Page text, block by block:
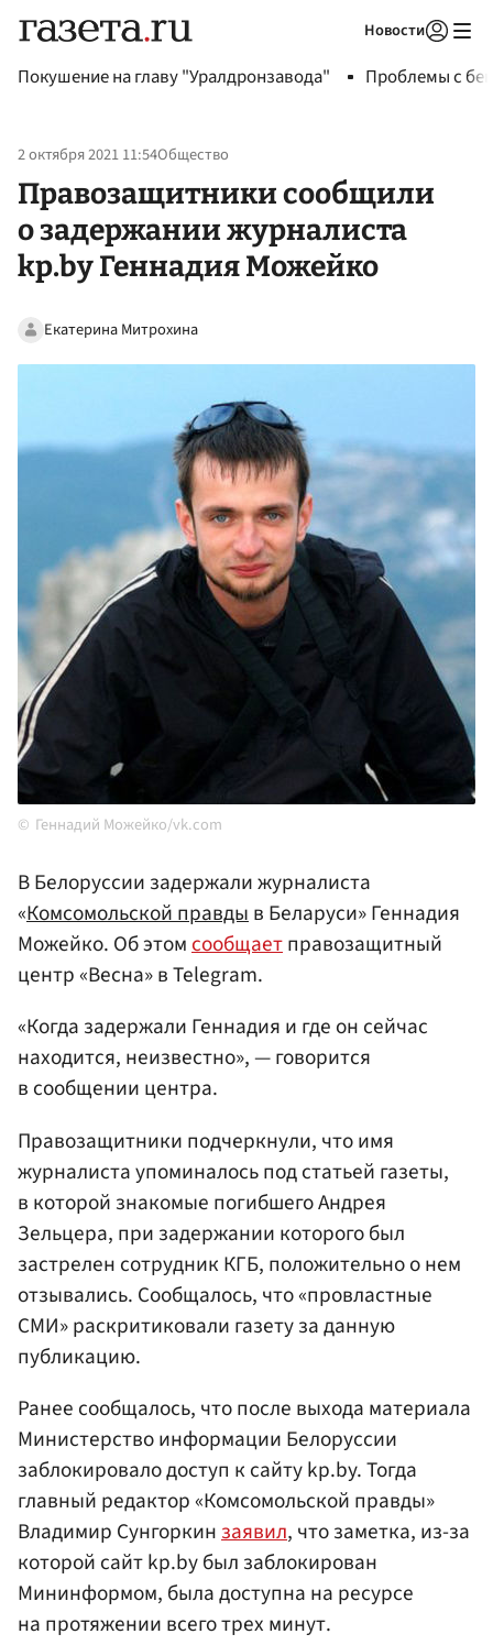
Новости
Покушение на главу "Уралдронзавода" Проблемы с
2 октября 2021 11:54Общество
Правозащитники сообщили
о задержании журналиста
kp.by Геннадия Можейко
Екатерина Митрохина
Геннадий Можейко/vk.com
В Белоруссии задержали журналиста
«Комсомольской правдыв Беларуси» Геннадия
Можейко. Об этомсообщаетправозащитный
центр «Весна» в Telegram.
«Когда задержали Геннадия и где он сейчас
находится, неизвестно», — говорится
в сообщении центра.
Правозащитники подчеркнули, что имя
журналиста упоминалось под статьей газеты,
в которой знакомые погибшего Андрея
Зельцера, при задержании которого был
застрелен сотрудник КГБ, положительно о нем
отзывались. Сообщалось, что «провластные
СМИ» раскритиковали газету за данную
публикацию.
Ранее сообщалось, что после выхода материала
Министерство информации Белоруссии
заблокировало доступ к сайту kp.by. Тогда
главный редактор «Комсомольской правды»
Владимир Сунгоркинзаявил, что заметка, из-за
которой сайт kp.by был заблокирован
Мининформом, была доступна на ресурсе
на протяжении всего трех минут.